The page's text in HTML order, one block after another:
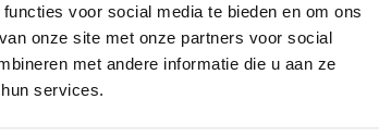
voor social media te bieden en om ons
onze site met onze partners voor social
met andere informatie die u aan ze
services.
x 1220 Starplex
ART000208
12 mm